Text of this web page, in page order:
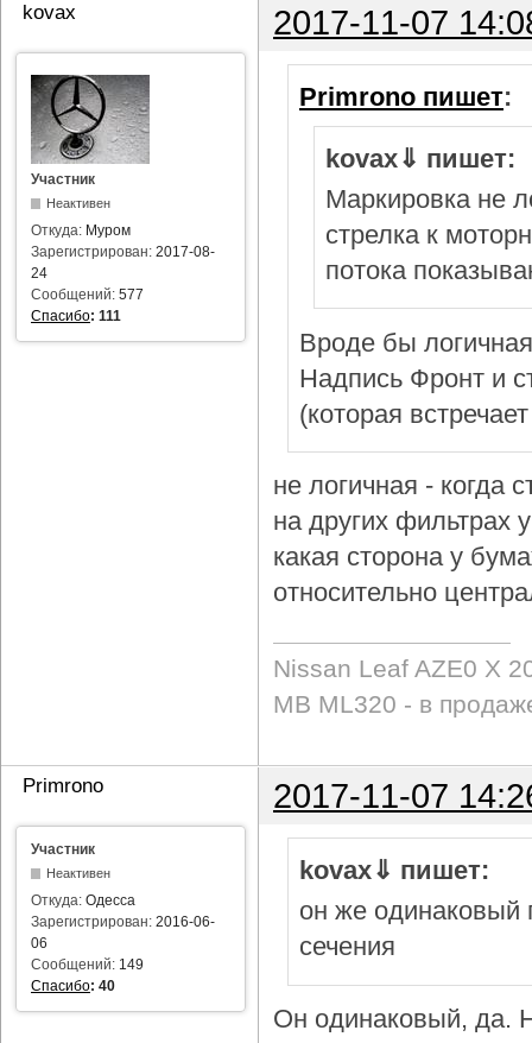
kovax 2017-11-07
Участник
Неактивен
Откуда: Муром
Зарегистрирован: 2017-08-
24
Сообщений: 577
Спасибо: 111
Primrono пишет:
kovax⇓ пишет:
Маркировка не
стрелка к
потока
Вроде бы
Надпись Фронт и
(которая
не логичная - когда
на других фильтрах
какая сторона у
относительно
Nissan Leaf AZE0 X
MB ML320 - в
Primrono 2017-11-07
Участник
Неактивен
Откуда: Одесса
Зарегистрирован: 2016-06-
06
Сообщений: 149
Спасибо: 40
kovax⇓ пишет:
он же одинаковый
сечения
Он одинаковый, да.